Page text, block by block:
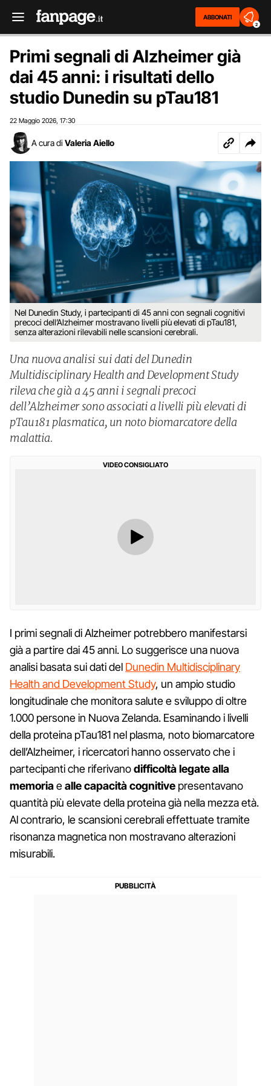
ABBONATI
2
Primi segnali di Alzheimer già
dai 45 anni: i risultati dello
studio Dunedin su pTau181
22 Maggio 2026 17:30
A cura di Valeria Aiello
Nel Dunedin Study, i partecipanti di 45 anni con segnali cognitivi
precoci dell’Alzheimer mostravano livelli più elevati di pTau181,
senza alterazioni rilevabili nelle scansioni cerebrali.
Una nuova analisi sui dati del Dunedin
Multidisciplinary Health and Development Study
rileva che già a 45 anni i segnali precoci
dell’Alzheimer sono associati a livelli più elevati di
pTau181 plasmatica, un noto biomarcatore della
malattia.
VIDEO CONSIGLIATO
I primi segnali di Alzheimer potrebbero manifestarsi
già a partire dai 45 anni. Lo suggerisce una nuova
analisi basata sui dati del Dunedin Multidisciplinary
Health and Development Study, un ampio studio
longitudinale che monitora salute e sviluppo di oltre
1.000 persone in Nuova Zelanda. Esaminando i livelli
della proteina pTau181 nel plasma, noto biomarcatore
dell’Alzheimer, i ricercatori hanno osservato che i
partecipanti che riferivanodifficoltà legate alla
memoriaealle capacità cognitive presentavano
quantità più elevate della proteina già nella mezza età.
Al contrario, le scansioni cerebrali effettuate tramite
risonanza magnetica non mostravano alterazioni
misurabili.